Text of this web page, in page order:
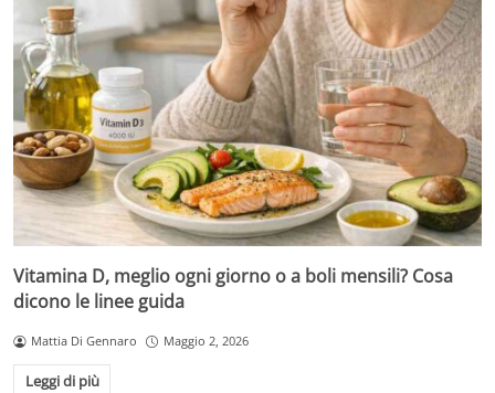
Vitamina D, meglio ogni giorno o a boli mensili? Cosa
dicono le linee guida
Mattia Di Gennaro Maggio 2, 2026
Leggi di più